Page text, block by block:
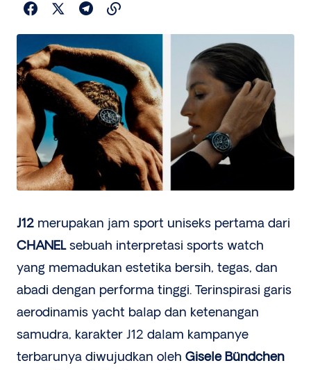
J12 merupakan jam sport uniseks pertama dari
CHANELsebuah interpretasi sports watch
yang memadukan estetika bersih, tegas, dan
abadi dengan performa tinggi. Terinspirasi garis
aerodinamis yacht balap dan ketenangan
samudra, karakter J12 dalam kampanye
terbarunya diwujudkan oleh Gisele Bündchen